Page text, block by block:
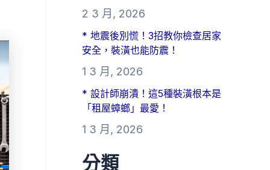
2 3 月, 2026
* 地震後別慌！3招教你檢查居家
安全，裝潢也能防震！
1 3 月, 2026
* 設計師崩潰！這5種裝潢根本是
「租屋蟑螂」最愛！
1 3 月, 2026
分類